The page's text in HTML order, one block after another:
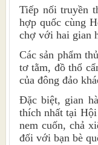
Tiếp nối truyền
hợp quốc cùng
chợ với hai gian
Các sản phẩm
tơ tằm, đồ thổ
của đông đảo
Đặc biệt, gian
thích nhất tại
nem cuốn, chả
đối với bạn bè